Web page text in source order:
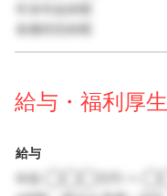
年末年始休暇
各種特別休暇
給与・福利厚生
給与